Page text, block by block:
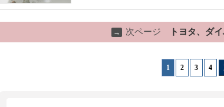
→ 次ページ トヨタ、ダ
1 2 3 4